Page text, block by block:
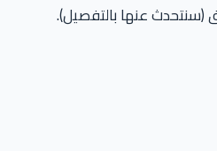
عنها بالتفصيل).